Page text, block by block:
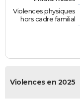
Violences physiques
hors cadre familial
Violences en 2025